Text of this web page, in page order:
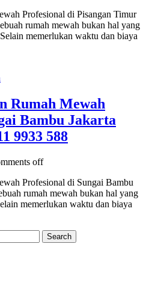
Profesional di Pisangan Timur
rumah mewah bukan hal yang
memerlukan waktu dan biaya
Rumah Mewah
Bambu Jakarta
9933 588
off
Profesional di Sungai Bambu
rumah mewah bukan hal yang
memerlukan waktu dan biaya